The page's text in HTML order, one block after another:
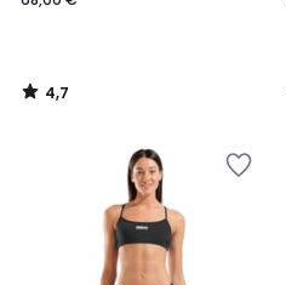
4,7
/